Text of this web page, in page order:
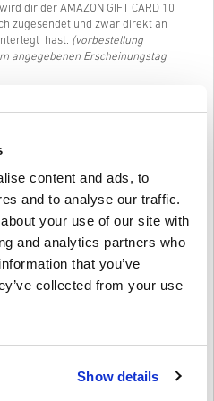
content and ads, to
and to analyse our traffic.
your use of our site with
and analytics partners who
that you’ve
collected from your use
Show details
dir der AMAZON GIFT CARD 10
zugesendet und zwar direkt an
hast. (vorbestellung
angegebenen Erscheinungstag
mit AMAZON GIFT CARD
System enthält keine lästigen
wird lediglich um eine Email
10 EUR DE auf livecards.net
des Spieles zugesendet.